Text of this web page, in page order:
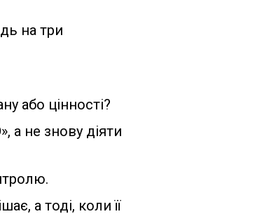
на три
або цінності?
а не знову діяти
а тоді, коли її